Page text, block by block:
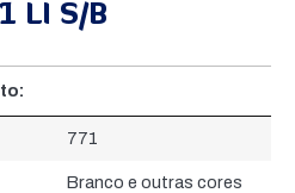
LI S/B
771
Branco e outras cores